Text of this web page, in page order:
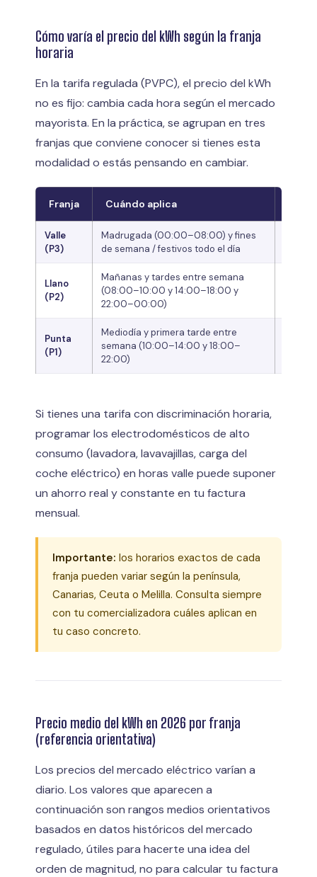
Cómo varía el precio del kWh según la franja
horaria
En la tarifa regulada (PVPC), el precio del kWh
no es fijo: cambia cada hora según el mercado
mayorista. En la práctica, se agrupan en tres
franjas que conviene conocer si tienes esta
modalidad o estás pensando en cambiar.
Franja Cuándo aplica
Valle
(P3)
Madrugada (00:00–08:00) y fines
de semana / festivos todo el día
Llano
(P2)
Mañanas y tardes entre semana
(08:00–10:00 y 14:00–18:00 y
22:00–00:00)
Punta
(P1)
Mediodía y primera tarde entre
semana (10:00–14:00 y 18:00–
22:00)
Si tienes una tarifa con discriminación horaria,
programar los electrodomésticos de alto
consumo (lavadora, lavavajillas, carga del
coche eléctrico) en horas valle puede suponer
un ahorro real y constante en tu factura
mensual.
Importante: los horarios exactos de cada
franja pueden variar según la península,
Canarias, Ceuta o Melilla. Consulta siempre
con tu comercializadora cuáles aplican en
tu caso concreto.
Precio medio del kWh en 2026 por franja
(referencia orientativa)
Los precios del mercado eléctrico varían a
diario. Los valores que aparecen a
continuación son rangos medios orientativos
basados en datos históricos del mercado
regulado, útiles para hacerte una idea del
orden de magnitud, no para calcular tu factura